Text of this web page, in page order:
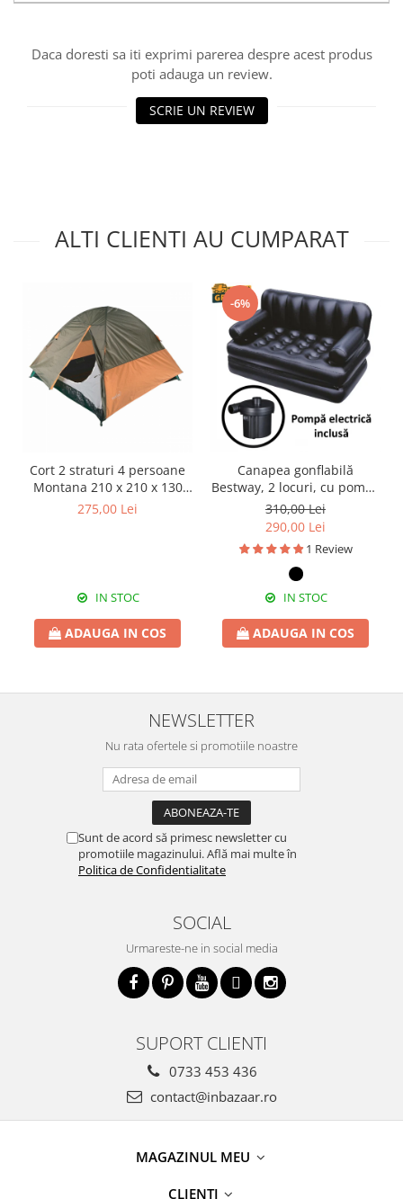
Daca doresti sa iti exprimi parerea despre acest produs
poti adauga un review.
SCRIE UN REVIEW
ALTI CLIENTI AU CUMPARAT
Cort 2 straturi 4 persoane
Montana 210 x 210 x 130
cm
275,00 Lei
IN STOC
ADAUGA IN COS
-6%
Canapea gonflabilă
Bestway, 2 locuri, cu pompă
inclusă 186 x 145 x 64 cm
310,00 Lei
290,00 Lei
1 Review
IN STOC
ADAUGA IN COS
NEWSLETTER
Nu rata ofertele si promotiile noastre
Sunt de acord să primesc newsletter cu
promotiile magazinului. Află mai multe în
Politica de Confidentialitate
SOCIAL
Urmareste-ne in social media
SUPORT CLIENTI
0733 453 436
contact@inbazaar.ro
MAGAZINUL MEU
CLIENTI